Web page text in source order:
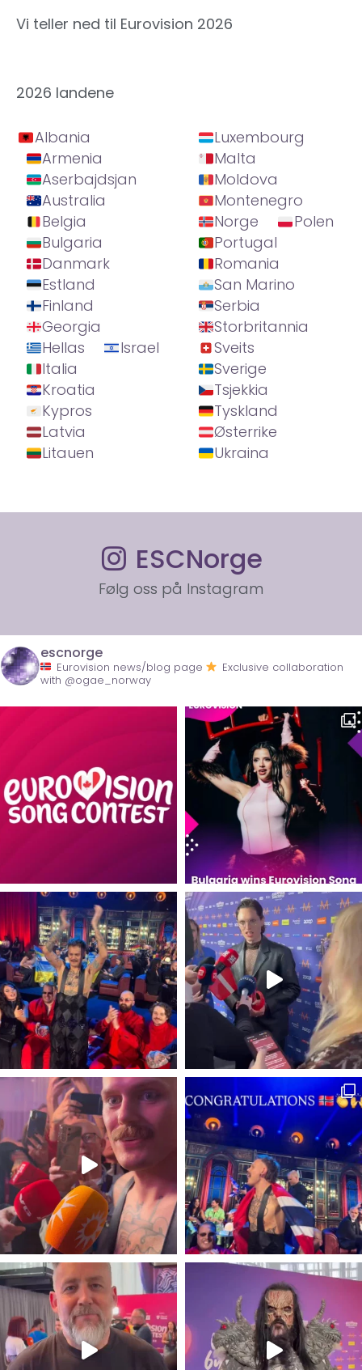
Vi teller ned til Eurovision 2026
2026 landene
Albania
Armenia
Aserbajdsjan
Australia
Belgia
Bulgaria
Danmark
Estland
Finland
Georgia
Hellas
Israel
Italia
Kroatia
Kypros
Latvia
Litauen
Luxembourg
Malta
Moldova
Montenegro
Norge
Polen
Portugal
Romania
San Marino
Serbia
Storbritannia
Sveits
Sverige
Tsjekkia
Tyskland
Østerrike
Ukraina
ESCNorge
Følg oss på Instagram
escnorge
Eurovision news/blog page
Exclusive collaboration
with @ogae_norway